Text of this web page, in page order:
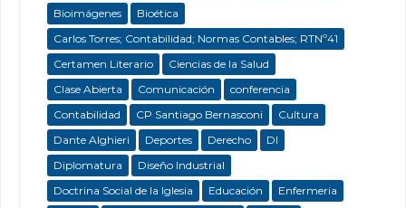
Bioimágenes
Bioética
Carlos Torres; Contabilidad; Normas Contables; RTNº41
Certamen Literario
Ciencias de la Salud
Clase Abierta
Comunicación
conferencia
Contabilidad
CP Santiago Bernasconi
Cultura
Dante Alghieri
Deportes Derecho
DI
Diplomatura
Diseño Industrial
Doctrina Social de la Iglesia
Educación
Enfermeria